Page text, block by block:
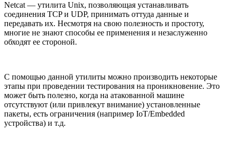
Netcat — утилита Unix, позволяющая устанавливать
соединения TCP и UDP, принимать оттуда данные и
передавать их. Несмотря на свою полезность и простоту,
многие не знают способы ее применения и незаслуженно
обходят ее стороной.
С помощью данной утилиты можно производить некоторые
этапы при проведении тестирования на проникновение. Это
может быть полезно, когда на атакованной машине
отсутствуют (или привлекут внимание) установленные
пакеты, есть ограничения (например IoT/Embedded
устройства) и т.д.